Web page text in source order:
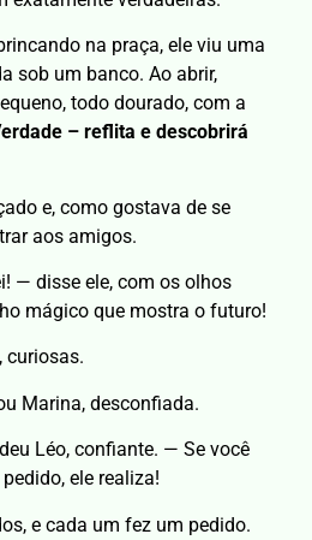
na praça, ele viu uma
sob um banco. Ao abrir,
todo dourado, com a
– reflita e descobrirá
e, como gostava de se
aos amigos.
— disse ele, com os olhos
mágico que mostra o futuro!
curiosas.
Marina, desconfiada.
Léo, confiante. — Se você
ele realiza!
e cada um fez um pedido.